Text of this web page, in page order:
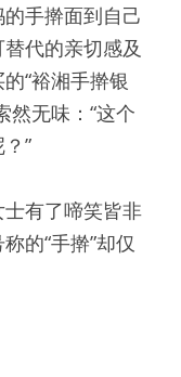
手擀面到自己
代的亲切感及
“裕湘手擀银
然无味：“这个
”
有了啼笑皆非
的“手擀”却仅